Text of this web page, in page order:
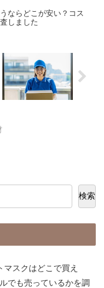
ならどこが安い？コス
しました
検索
スクはどこで買え
でも売っているかを調